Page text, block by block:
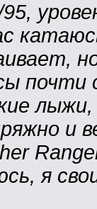
почти
и
я